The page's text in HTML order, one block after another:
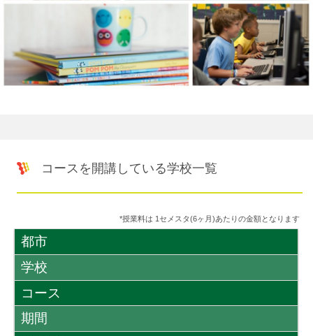
コースを開講している学校一覧
*授業料は 1セメスタ(6ヶ月)あたりの金額となります
都市
学校
コース
期間